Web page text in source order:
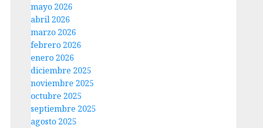
mayo 2026
abril 2026
marzo 2026
febrero 2026
enero 2026
diciembre 2025
noviembre 2025
octubre 2025
septiembre 2025
agosto 2025